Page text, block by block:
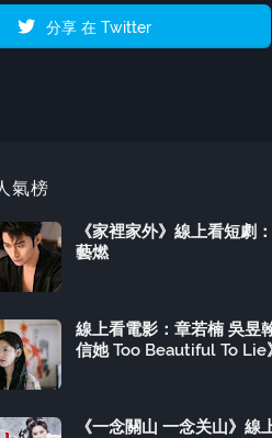
分享 在 Twitter
氣榜
《家裡家外》線上看短劇
藝燃
線上看電影：章若楠 吳昱
信她 Too Beautiful To Lie
《一念關山 一念关山》線